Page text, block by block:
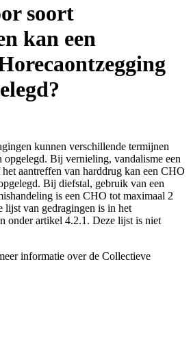
soort
kan een
kunnen verschillende termijnen
opgelegd. Bij vernieling, vandalisme een
aantreffen van harddrug kan een CHO
Bij diefstal, gebruik van een
is een CHO tot maximaal 2
lijst van gedragingen is in het
onder artikel 4.2.1. Deze lijst is niet
informatie over de Collectieve